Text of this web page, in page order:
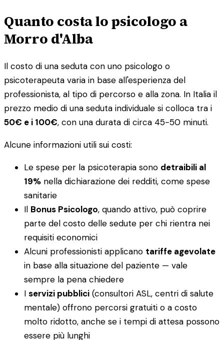
Quanto costa lo psicologo a
Morro d'Alba
Il costo di una seduta con uno psicologo o
psicoterapeuta varia in base all'esperienza del
professionista, al tipo di percorso e alla zona. In Italia il
prezzo medio di una seduta individuale si colloca tra i
50€ e i 100€, con una durata di circa 45-50 minuti.
Alcune informazioni utili sui costi:
Le spese per la psicoterapia sono detraibili al
19% nella dichiarazione dei redditi, come spese
sanitarie
Il Bonus Psicologo, quando attivo, può coprire
parte del costo delle sedute per chi rientra nei
requisiti economici
Alcuni professionisti applicano tariffe agevolate
in base alla situazione del paziente — vale
sempre la pena chiedere
I servizi pubblici (consultori ASL, centri di salute
mentale) offrono percorsi gratuiti o a costo
molto ridotto, anche se i tempi di attesa possono
essere più lunghi